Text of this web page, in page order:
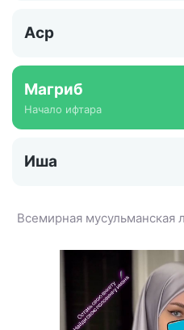
Аср
Магриб
Начало ифтара
Иша
Всемирная мусульманская